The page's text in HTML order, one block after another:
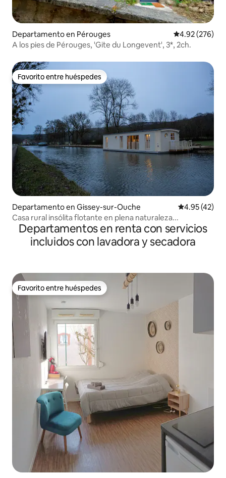
Departamento en Pérouges Calificación
4.92 (276)
A los pies de Pérouges, 'Gite du Longevent', 3*, 2ch.
Favorito entre huéspedes
Favorito entre huéspedes
Departamento en Gissey-sur-Ouche Calificación
4.95 (42)
Casa rural insólita flotante en plena naturaleza...
Departamentos en renta con servicios
incluidos con lavadora y secadora
Favorito entre huéspedes
Favorito entre huéspedes